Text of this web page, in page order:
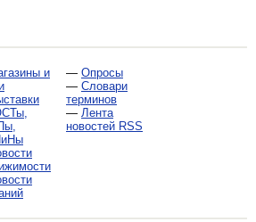
и
— Опросы
— Словари
терминов
— Лента
новостей RSS